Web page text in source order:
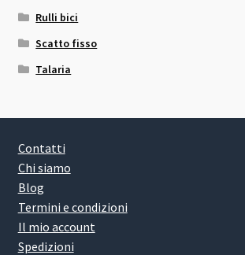
Rulli bici
Scatto fisso
Talaria
Contatti
Chi siamo
Blog
Termini e condizioni
Il mio account
Spedizioni